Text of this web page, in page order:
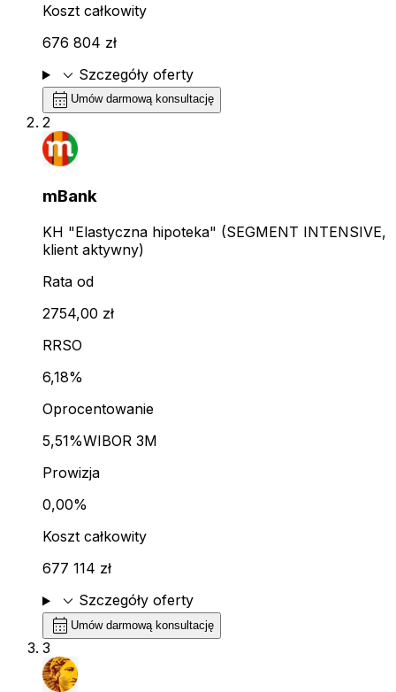
Koszt całkowity
676 804 zł
expand_more Szczegóły oferty
calendar_month Umów darmową konsultację
2
mBank
KH "Elastyczna hipoteka" (SEGMENT INTENSIVE,
klient aktywny)
Rata od
2754,00 zł
RRSO
6,18%
Oprocentowanie
5,51%WIBOR 3M
Prowizja
0,00%
Koszt całkowity
677 114 zł
expand_more Szczegóły oferty
calendar_month Umów darmową konsultację
3